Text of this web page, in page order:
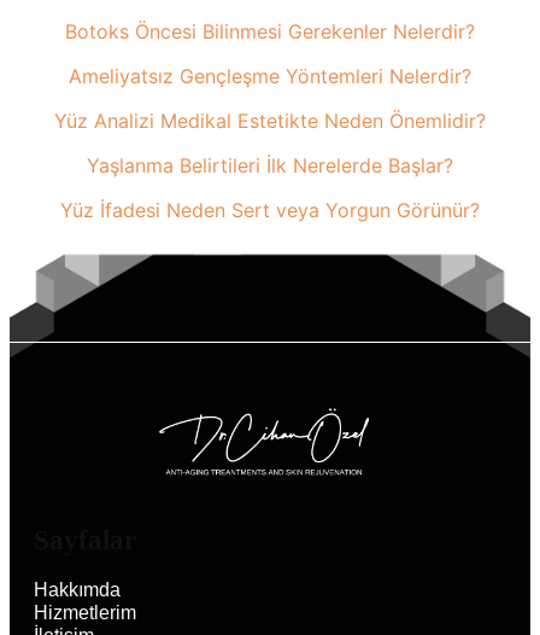
Botoks Öncesi Bilinmesi Gerekenler Nelerdir?
Ameliyatsız Gençleşme Yöntemleri Nelerdir?
Yüz Analizi Medikal Estetikte Neden Önemlidir?
Yaşlanma Belirtileri İlk Nerelerde Başlar?
Yüz İfadesi Neden Sert veya Yorgun Görünür?
Hakkımda
Hizmetlerim